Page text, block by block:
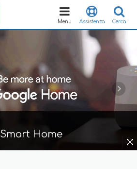
Cerca
Assistenza
Toggle
navigation
Menu
Smart Home